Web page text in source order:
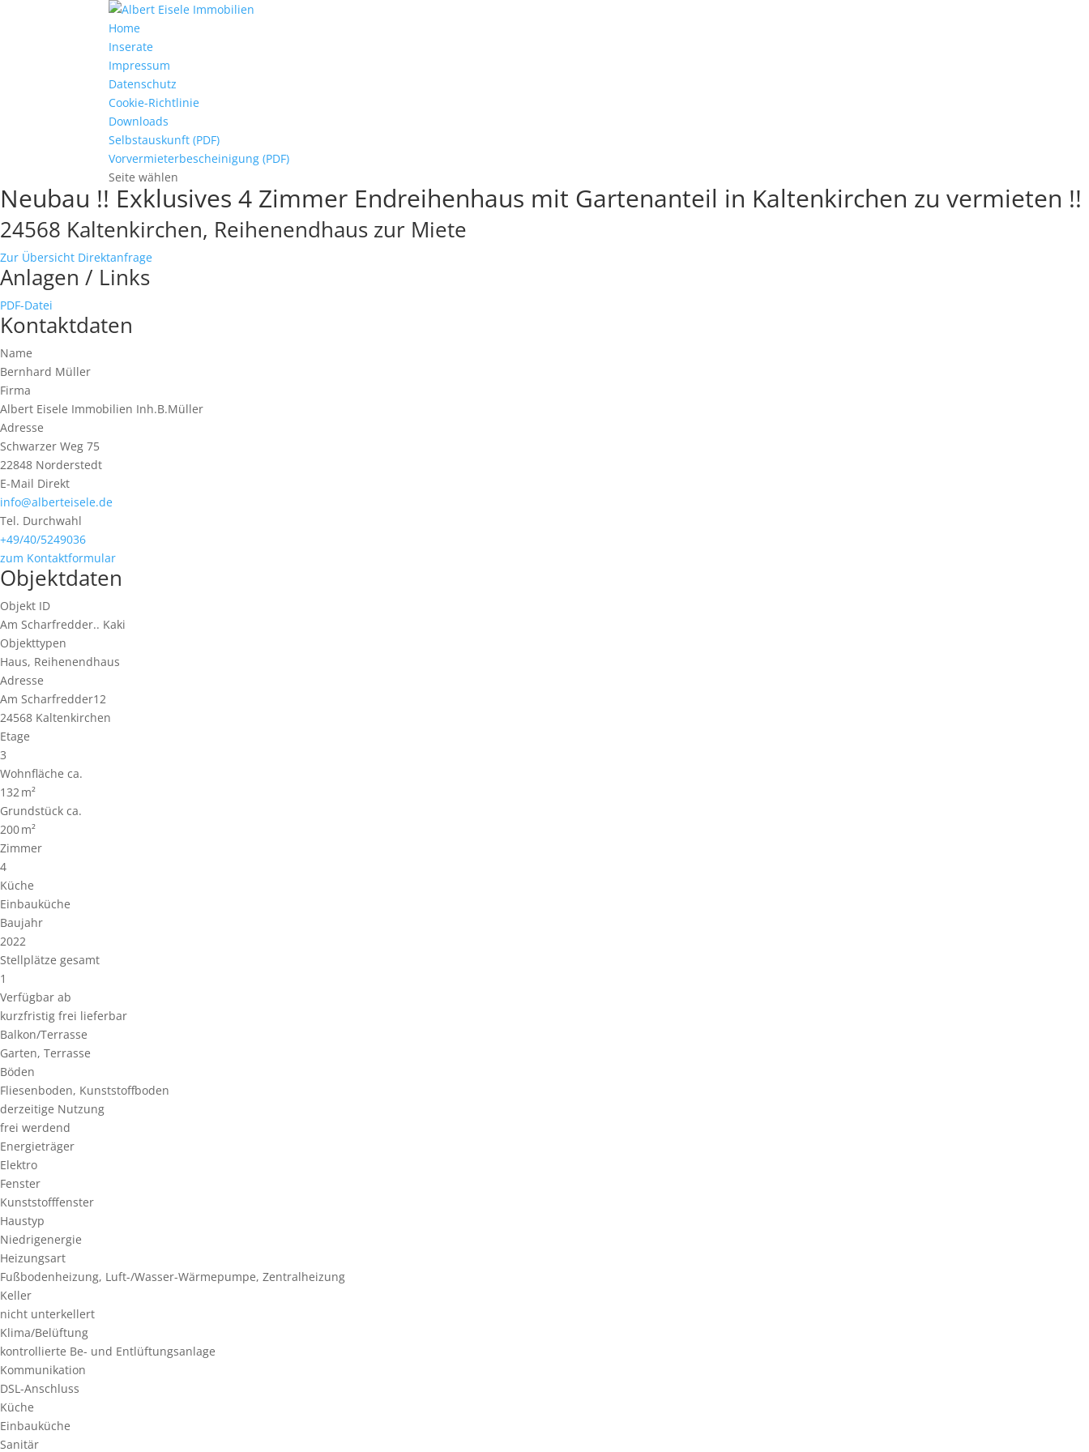
Home
Inserate
Impressum
Datenschutz
Cookie-Richtlinie
Downloads
Selbstauskunft (PDF)
Vorvermieterbescheinigung (PDF)
Seite wählen
Neubau !! Exklusives 4 Zimmer Endreihenhaus mit Gartenanteil in Kaltenkirchen zu vermieten !!
24568 Kaltenkirchen, Reihenendhaus zur Miete
Zur Übersicht Direktanfrage
Anlagen / Links
PDF-Datei
Kontaktdaten
Name
Bernhard Müller
Firma
Albert Eisele Immobilien Inh.B.Müller
Adresse
Schwarzer Weg 75
22848 Norderstedt
E-Mail Direkt
info@alberteisele.de
Tel. Durchwahl
+49/40/5249036
zum Kontaktformular
Objektdaten
Objekt ID
Am Scharfredder.. Kaki
Objekttypen
Haus, Reihenendhaus
Adresse
Am Scharfredder12
24568 Kaltenkirchen
Etage
3
Wohnfläche ca.
132 m²
Grund­stück ca.
200 m²
Zimmer
4
Küche
Einbauküche
Baujahr
2022
Stellplätze gesamt
1
Verfügbar ab
kurzfristig frei lieferbar
Balkon/Terrasse
Garten, Terrasse
Böden
Fliesenboden, Kunststoffboden
derzeitige Nutzung
frei werdend
Energieträger
Elektro
Fenster
Kunststofffenster
Haustyp
Niedrigenergie
Heizungsart
Fußbodenheizung, Luft-/Wasser-Wärmepumpe, Zentralheizung
Keller
nicht unterkellert
Klima/Belüftung
kontrollierte Be- und Entlüftungsanlage
Kommunikation
DSL-Anschluss
Küche
Einbauküche
Sanitär